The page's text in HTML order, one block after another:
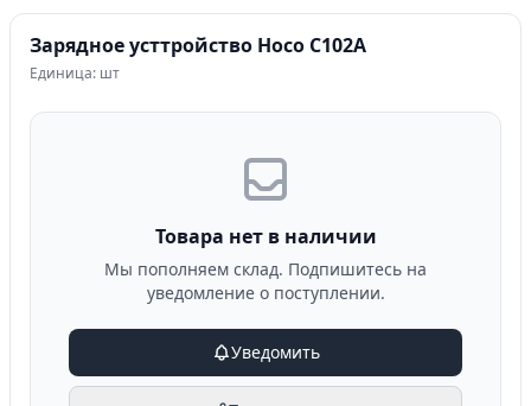
Зарядное усттройство Hoco C102A
Единица: шт
Товара нет в наличии
Мы пополняем склад. Подпишитесь на
уведомление о поступлении.
Уведомить